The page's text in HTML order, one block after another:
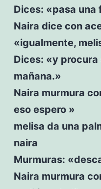
Dices: «pasa una
Naira dice con
«igualmente,
Dices: «y
mañana.»
Naira murmura
eso espero »
melisa da una
naira
Murmuras:
Naira murmura